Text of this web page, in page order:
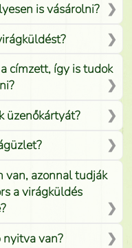
is vásárolni?
címzett, így is tudok
üzenőkártyát?
van, azonnal tudják
a virágküldés
van?